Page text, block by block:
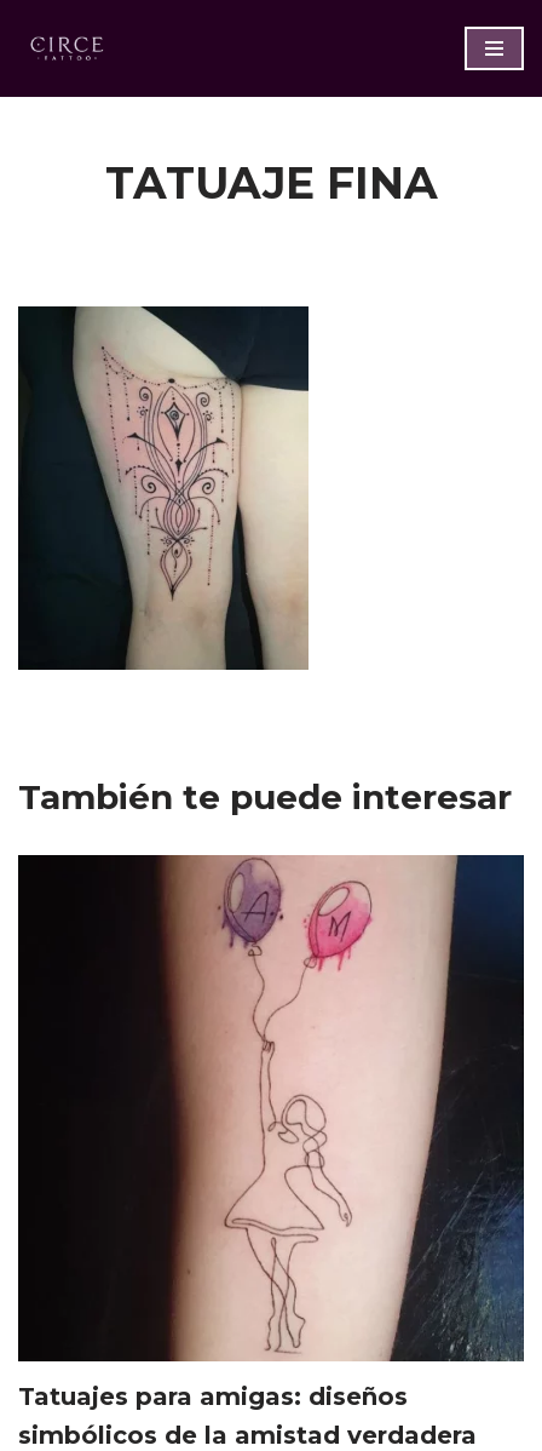
Saltar
al
TATUAJE FINA
También te puede interesar
Tatuajes para amigas: diseños
simbólicos de la amistad verdadera